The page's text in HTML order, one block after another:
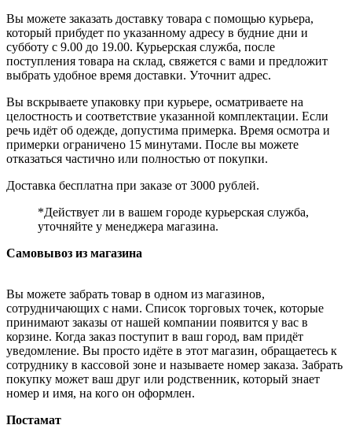
Вы можете заказать доставку товара с помощью курьера,
который прибудет по указанному адресу в будние дни и
субботу с 9.00 до 19.00. Курьерская служба, после
поступления товара на склад, свяжется с вами и предложит
выбрать удобное время доставки. Уточнит адрес.
Вы вскрываете упаковку при курьере, осматриваете на
целостность и соответствие указанной комплектации. Если
речь идёт об одежде, допустима примерка. Время осмотра и
примерки ограничено 15 минутами. После вы можете
отказаться частично или полностью от покупки.
Доставка бесплатна при заказе от 3000 рублей.
*Действует ли в вашем городе курьерская служба,
уточняйте у менеджера магазина.
Самовывоз из магазина
Вы можете забрать товар в одном из магазинов,
сотрудничающих с нами. Список торговых точек, которые
принимают заказы от нашей компании появится у вас в
корзине. Когда заказ поступит в ваш город, вам придёт
уведомление. Вы просто идёте в этот магазин, обращаетесь к
сотруднику в кассовой зоне и называете номер заказа. Забрать
покупку может ваш друг или родственник, который знает
номер и имя, на кого он оформлен.
Постамат